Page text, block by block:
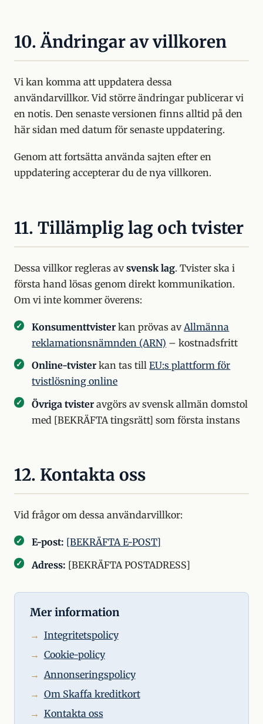
10. Ändringar av villkoren
Vi kan komma att uppdatera dessa
användarvillkor. Vid större ändringar publicerar vi
en notis. Den senaste versionen finns alltid på den
här sidan med datum för senaste uppdatering.
Genom att fortsätta använda sajten efter en
uppdatering accepterar du de nya villkoren.
11. Tillämplig lag och tvister
Dessa villkor regleras avsvensk lag. Tvister ska i
första hand lösas genom direkt kommunikation.
Om vi inte kommer överens:
Konsumenttvister kan prövas avAllmänna
reklamationsnämnden (ARN) – kostnadsfritt
Online-tvister kan tas tillEU:s plattform för
tvistlösning online
Övriga tvister avgörs av svensk allmän domstol
med [BEKRÄFTA tingsrätt] som första instans
12. Kontakta oss
Vid frågor om dessa användarvillkor:
E-post: [BEKRÄFTA E-POST]
Adress: [BEKRÄFTA POSTADRESS]
Mer information
Integritetspolicy
Cookie-policy
Annonseringspolicy
Om Skaffa kreditkort
Kontakta oss